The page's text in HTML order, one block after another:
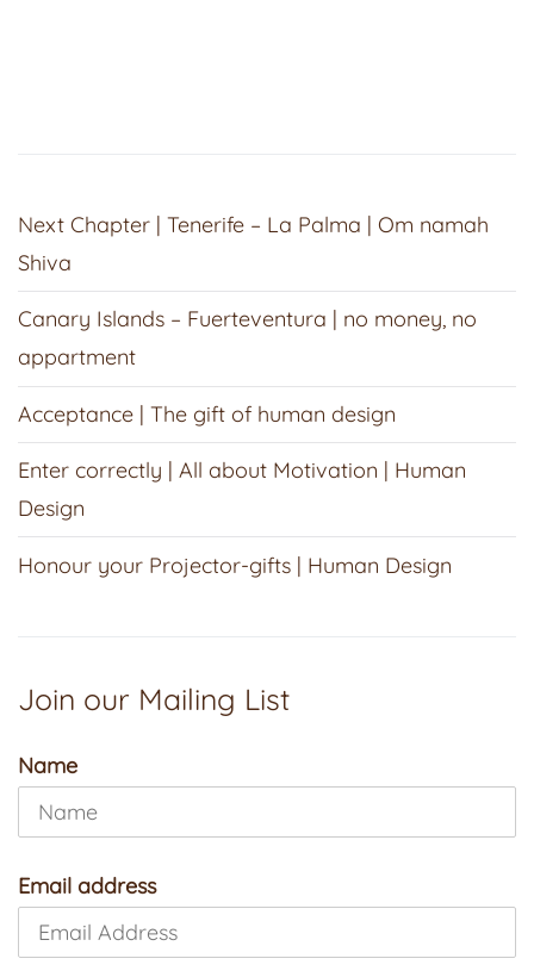
Next Chapter | Tenerife – La Palma | Om namah
Shiva
Canary Islands – Fuerteventura | no money, no
appartment
Acceptance | The gift of human design
Enter correctly | All about Motivation | Human
Design
Honour your Projector-gifts | Human Design
Join our Mailing List
Name
Email address